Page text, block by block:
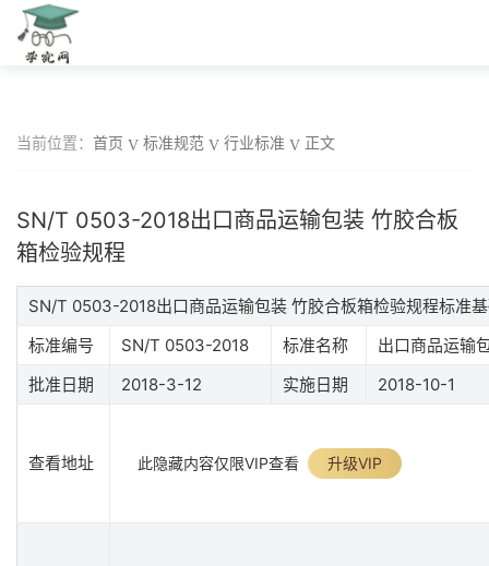
当前位置： 首页 标准规范 行业标准 正文
SN/T 0503-2018出口商品运输包装 竹胶合板
箱检验规程
SN/T 0503-2018出口商品运输包装 竹胶合板箱检验规程标准
标准编号
SN/T 0503-2018 标准名称
出口商品运输
批准日期
2018-3-12 实施日期 2018-10-1
查看地址 此隐藏内容仅限VIP查看 升级VIP